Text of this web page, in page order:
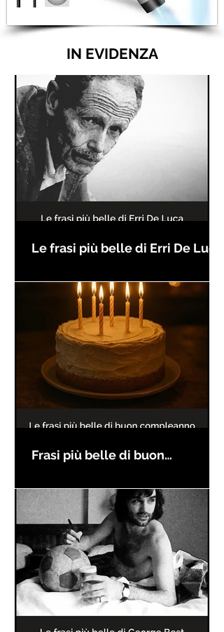
IN EVIDENZA
Le frasi più belle di Erri De Luca
Frasi più belle di buon